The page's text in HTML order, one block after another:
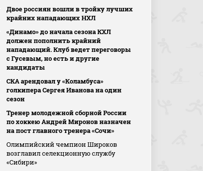
Двое россиян вошли в тройку лучших
крайних нападающих НХЛ
«Динамо» до начала сезона КХЛ
должен пополнить крайний
нападающий. Клуб ведет переговоры
с Гусевым, но есть и другие
кандидаты
СКА арендовал у «Коламбуса»
голкипера Сергея Иванова на один
сезон
Тренер молодежной сборной России
по хоккею Андрей Миронов назначен
на пост главного тренера «Сочи»
Олимпийский чемпион Широков
возглавил селекционную службу
«Сибири»